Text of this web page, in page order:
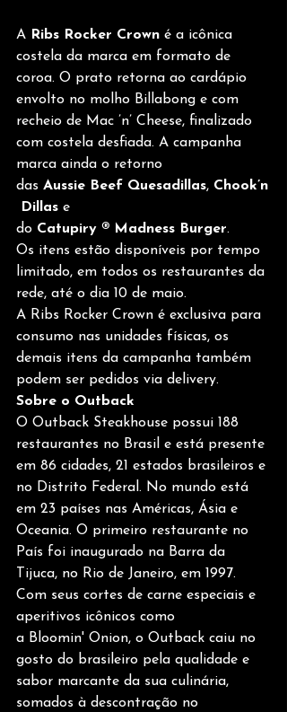
A Ribs Rocker Crown é a icônica
costela da marca em formato de
coroa. O prato retorna ao cardápio
envolto no molho Billabong e com
recheio de Mac ’n’ Cheese, finalizado
com costela desfiada. A campanha
marca ainda o retorno
das Aussie Beef Quesadillas, Chook’n
Dillas e
do Catupiry ® Madness Burger.
Os itens estão disponíveis por tempo
limitado, em todos os restaurantes da
rede, até o dia 10 de maio.
A Ribs Rocker Crown é exclusiva para
consumo nas unidades físicas, os
demais itens da campanha também
podem ser pedidos via delivery.
Sobre o Outback
O Outback Steakhouse possui 188
restaurantes no Brasil e está presente
em 86 cidades, 21 estados brasileiros e
no Distrito Federal. No mundo está
em 23 países nas Américas, Ásia e
Oceania. O primeiro restaurante no
País foi inaugurado na Barra da
Tijuca, no Rio de Janeiro, em 1997.
Com seus cortes de carne especiais e
aperitivos icônicos como
a Bloomin' Onion, o Outback caiu no
gosto do brasileiro pela qualidade e
sabor marcante da sua culinária,
somados à descontração no